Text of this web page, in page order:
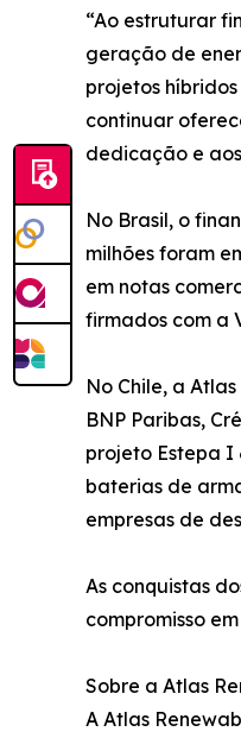
“Ao estruturar
geração de
projetos
continuar
dedicação e
No Brasil, o
milhões foram
em notas
firmados com a
No Chile, a
BNP Paribas,
projeto Estepa I
baterias de
empresas de
As conquistas
compromisso
Sobre a Atlas
A Atlas